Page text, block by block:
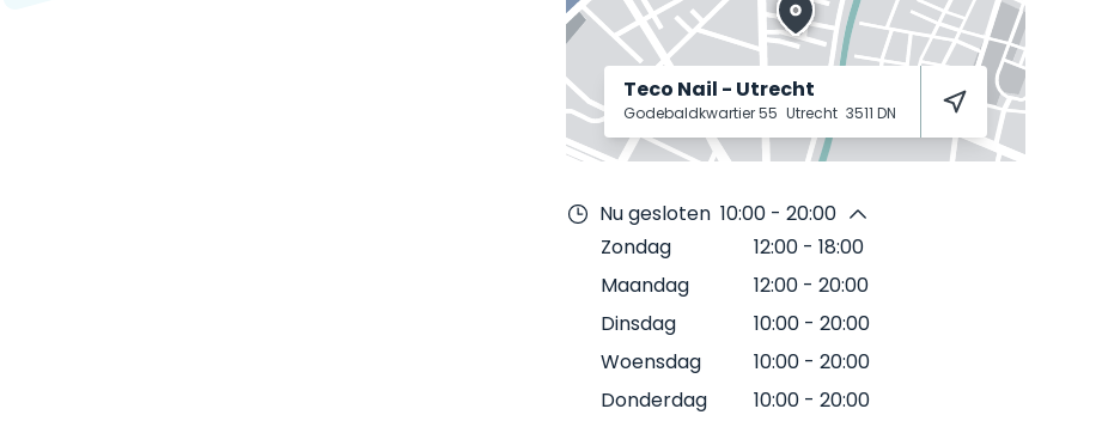
Teco Nail - Utrecht
Godebaldkwartier 55 Utrecht 3511 DN
Nu gesloten 10:00 - 20:00
Zondag
12:00 - 18:00
Maandag
12:00 - 20:00
Dinsdag
10:00 - 20:00
Woensdag
10:00 - 20:00
Donderdag
10:00 - 20:00